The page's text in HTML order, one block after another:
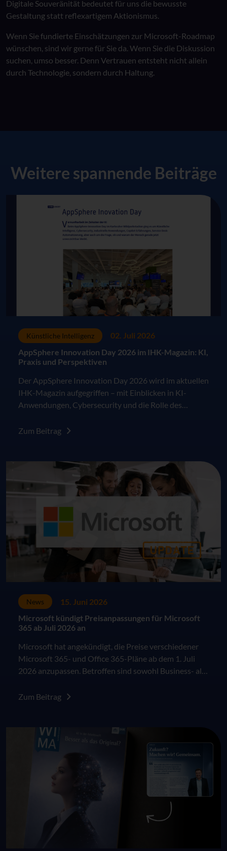
Digitale Souveränität bedeutet für uns die bewusste
Gestaltung statt reflexartigem Aktionismus.
Wenn Sie fundierte Einschätzungen zur Microsoft-Roadmap
wünschen, sind wir gerne für Sie da. Wenn Sie die Diskussion
suchen, umso besser. Denn Vertrauen entsteht nicht allein
durch Technologie, sondern durch Haltung.
Weitere spannende Beiträge
Künstliche Intelligenz
02. Juli 2026
AppSphere Innovation Day 2026 im IHK-Magazin: KI,
Praxis und Perspektiven
Der AppSphere Innovation Day 2026 wird im aktuellen
IHK-Magazin aufgegriffen – mit Einblicken in KI-
Anwendungen, Cybersecurity und die Rolle des
Zum Beitrag
News
15. Juni 2026
Microsoft kündigt Preisanpassungen für Microsoft
365 ab Juli 2026 an
Microsoft hat angekündigt, die Preise verschiedener
Microsoft 365- und Office 365-Pläne ab dem 1. Juli
2026 anzupassen. Betroffen sind sowohl Business- als
Änderungen greifen für Neukunden sowie für
Zum Beitrag